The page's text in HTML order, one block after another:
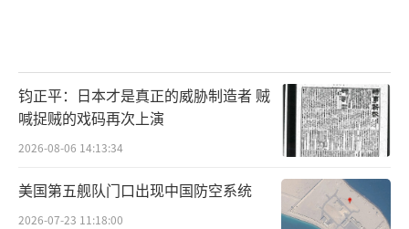
钧正平：日本才是真正的威胁制造者 贼
喊捉贼的戏码再次上演
2026-08-06 14:13:34
美国第五舰队门口出现中国防空系统
2026-07-23 11:18:00